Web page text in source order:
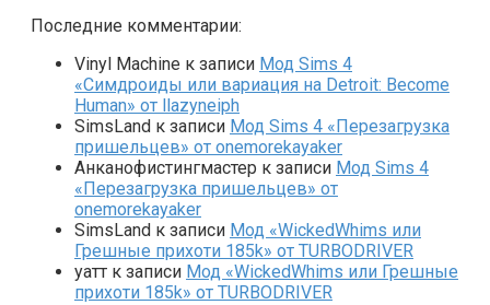
Последние комментарии:
Vinyl Machine к записи Мод Sims 4
«Симдроиды или вариация на Detroit: Become
Human» от llazyneiph
SimsLand к записи Мод Sims 4 «Перезагрузка
пришельцев» от onemorekayaker
Анканофистингмастер к записи Мод Sims 4
«Перезагрузка пришельцев» от
onemorekayaker
SimsLand к записи Мод «WickedWhims или
Грешные прихоти 185k» от TURBODRIVER
yaтт к записи Мод «WickedWhims или Грешные
прихоти 185k» от TURBODRIVER